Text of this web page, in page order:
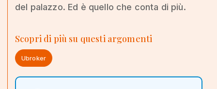
del palazzo. Ed è quello che conta di più.
Scopri di più su questi argomenti
Ubroker